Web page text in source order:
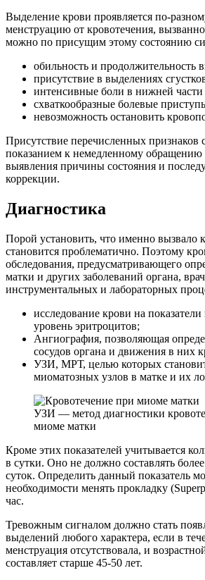
Выделение крови проявляется по-
менструацию от кровотечения,
можно по присущим этому состоянию
обильность и продолжительность
присутствие в выделениях
интенсивные боли в нижней части
схваткообразные болевые
невозможность остановить
Присутствие перечисленных признаков
показанием к немедленному обращению
выявления причины состояния и
коррекции.
Диагностика
Порой установить, что именно вызвало
становится проблематично. Поэтому
обследования, предусматривающего
матки и других заболеваний органа,
инструментальных и лабораторных
исследование крови на
уровень эритроцитов;
Ангиография, позволяющая
сосудов органа и движения в них
УЗИ, МРТ, целью которых
миоматозных узлов в матке и их
УЗИ — метод диагностики
миоме матки
Кроме этих показателей учитывается
в сутки. Оно не должно составлять
суток. Определить данный показатель
необходимости менять прокладку
час.
Тревожным сигналом должно стать
выделений любого характера, если в
менструация отсутствовала, и
составляет старше 45-50 лет.